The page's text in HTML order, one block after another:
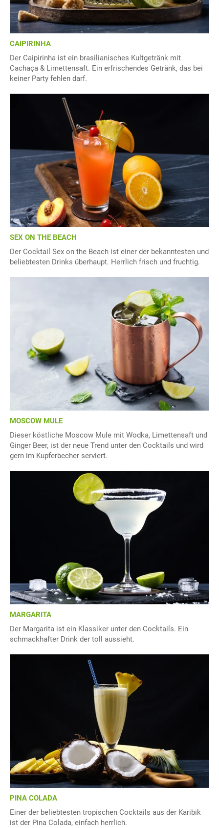
CAIPIRINHA
Der Caipirinha ist ein brasilianisches Kultgetränk mit
Cachaça & Limettensaft. Ein erfrischendes Getränk, das bei
keiner Party fehlen darf.
SEX ON THE BEACH
Der Cocktail Sex on the Beach ist einer der bekanntesten und
beliebtesten Drinks überhaupt. Herrlich frisch und fruchtig.
MOSCOW MULE
Dieser köstliche Moscow Mule mit Wodka, Limettensaft und
Ginger Beer, ist der neue Trend unter den Cocktails und wird
gern im Kupferbecher serviert.
MARGARITA
Der Margarita ist ein Klassiker unter den Cocktails. Ein
schmackhafter Drink der toll aussieht.
PINA COLADA
Einer der beliebtesten tropischen Cocktails aus der Karibik
ist der Pina Colada, einfach herrlich.